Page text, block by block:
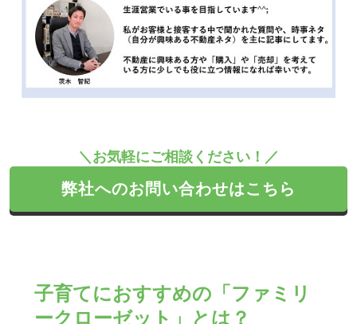
＼お気軽にご相談ください！／
弊社へのお問い合わせはこちら
子育てにおすすめの「ファミリ
ークローゼット」とは？